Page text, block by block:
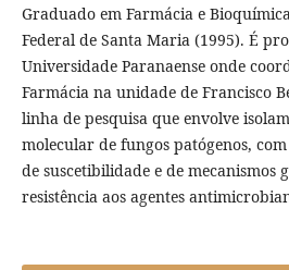
Graduado em Farmácia e
Federal de Santa Maria (1995). É
Universidade Paranaense onde
Farmácia na unidade de Francisco
linha de pesquisa que envolve
molecular de fungos patógenos,
de suscetibilidade e de mecanismos
resistência aos agentes